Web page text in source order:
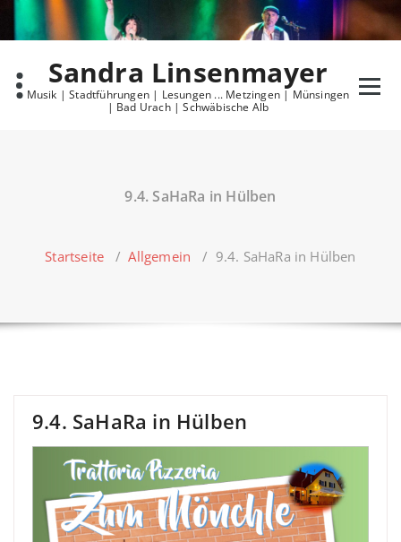
content
Sandra Linsenmayer
Musik | Stadtführungen | Lesungen ... Metzingen | Münsingen
| Bad Urach | Schwäbische Alb
9.4. SaHaRa in Hülben
Startseite /Allgemein / 9.4. SaHaRa in Hülben
9.4. SaHaRa in Hülben